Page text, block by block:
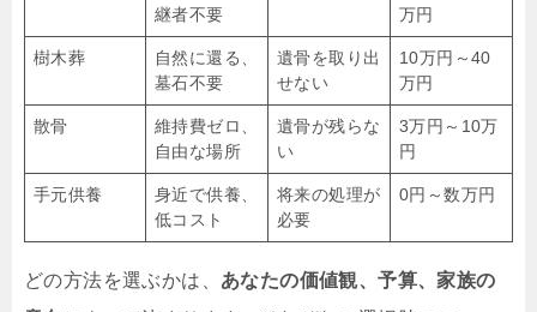
継者不要
万円
樹木葬
自然に還る、
墓石不要
遺骨を取り出
せない
10万円～40
万円
散骨
維持費ゼロ、
自由な場所
遺骨が残らな
い
3万円～10万
円
手元供養
身近で供養、
低コスト
将来の処理が
必要
0円～数万円
どの方法を選ぶかは、 あなたの価値観、予算、家族の